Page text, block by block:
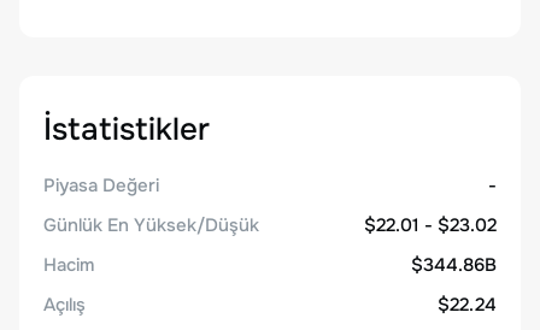
İstatistikler
Piyasa Değeri
-
Günlük En Yüksek/Düşük
$22.01 - $23.02
Hacim
$344.86B
Açılış
$22.24